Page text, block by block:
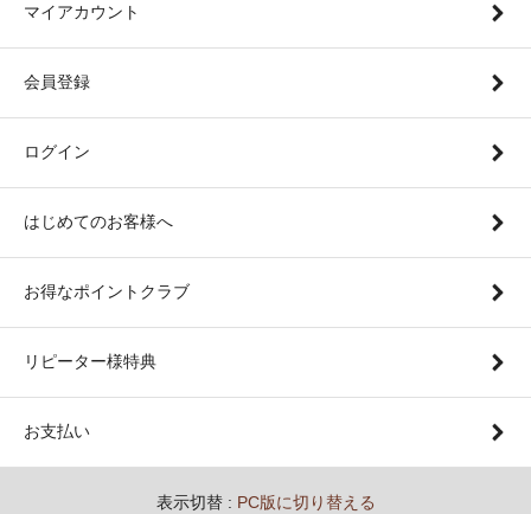
マイアカウント
会員登録
ログイン
はじめてのお客様へ
お得なポイントクラブ
リピーター様特典
お支払い
表示切替 : PC版に切り替える